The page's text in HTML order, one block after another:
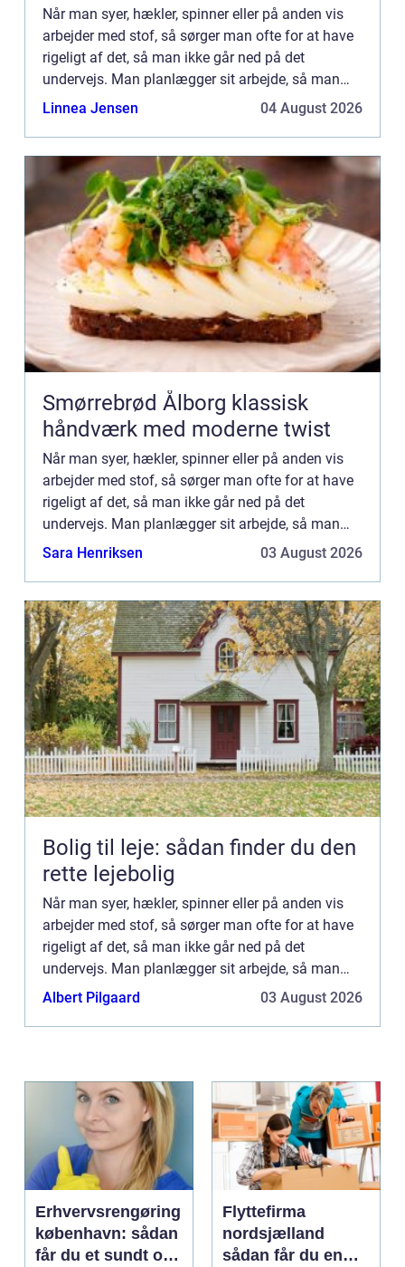
Når man syer, hækler, spinner eller på anden vis
arbejder med stof, så sørger man ofte for at have
rigeligt af det, så man ikke går ned på det
undervejs. Man planlægger sit arbejde, så man
ikke skal gøre ophold undervejs og ud at hente
Linnea Jensen 04 August 2026
Smørrebrød Ålborg klassisk
håndværk med moderne twist
Når man syer, hækler, spinner eller på anden vis
arbejder med stof, så sørger man ofte for at have
rigeligt af det, så man ikke går ned på det
undervejs. Man planlægger sit arbejde, så man
ikke skal gøre ophold undervejs og ud at hente
Sara Henriksen 03 August 2026
Bolig til leje: sådan finder du den
rette lejebolig
Når man syer, hækler, spinner eller på anden vis
arbejder med stof, så sørger man ofte for at have
rigeligt af det, så man ikke går ned på det
undervejs. Man planlægger sit arbejde, så man
ikke skal gøre ophold undervejs og ud at hente
Albert Pilgaard 03 August 2026
Erhvervsrengøring
københavn: sådan
får du et sundt og
Flyttefirma
nordsjælland
sådan får du en